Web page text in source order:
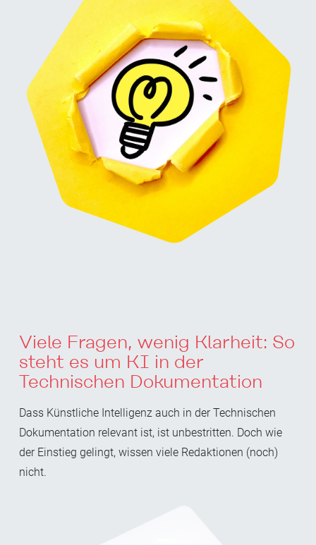
Viele Fragen, wenig Klarheit: So
steht es um KI in der
Technischen Dokumentation
Dass Künstliche Intelligenz auch in der Technischen
Dokumentation relevant ist, ist unbestritten. Doch wie
der Einstieg gelingt, wissen viele Redaktionen (noch)
nicht.